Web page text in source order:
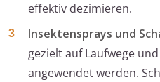
effektiv dezimieren.
Insektensprays und
gezielt auf Laufwege
angewendet werden.